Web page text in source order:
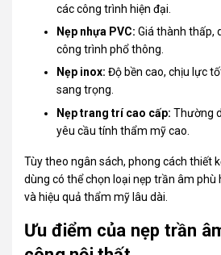
các công trình hiện đại.
Nẹp nhựa PVC: Giá thành thấp,
công trình phổ thông.
Nẹp inox: Độ bền cao, chịu lực
sang trọng.
Nẹp trang trí cao cấp: Thường
yêu cầu tính thẩm mỹ cao.
Tùy theo ngân sách, phong cách thiết
dùng có thể chọn loại nẹp trần âm phù
và hiệu quả thẩm mỹ lâu dài.
Ưu điểm của nẹp trần